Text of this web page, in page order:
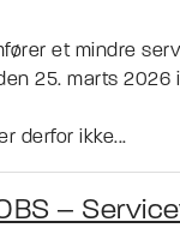
et mindre
25. marts 2026
derfor ikke...
–